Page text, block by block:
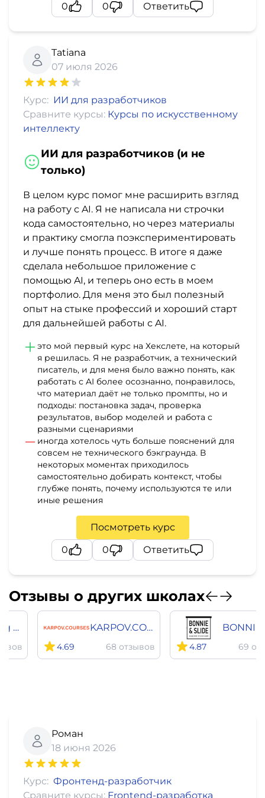
0
0 Ответить
Tatiana
07 июля 2026
Курс: ИИ для разработчиков
Сравните курсы: Курсы по искусственному
интеллекту
ИИ для разработчиков (и не
только)
В целом курс помог мне расширить взгляд
на работу с AI. Я не написала ни строчки
кода самостоятельно, но через материалы
и практику смогла поэкспериментировать
и лучше понять процесс. В итоге я даже
сделала небольшое приложение с
помощью AI, и теперь оно есть в моем
портфолио. Для меня это был полезный
опыт на стыке профессий и хороший старт
для дальнейшей работы с AI.
это мой первый курс на Хекслете, на который
я решилась. Я не разработчик, а технический
писатель, и для меня было важно понять, как
работать с AI более осознанно, понравилось,
что материал даёт не только промпты, но и
подходы: постановка задач, проверка
результатов, выбор моделей и работа с
разными сценариями
иногда хотелось чуть больше пояснений для
совсем не технического бэкграунда. В
некоторых моментах приходилось
самостоятельно добирать контекст, чтобы
глубже понять, почему используются те или
иные решения
Посмотреть курс
0
0 Ответить
Отзывы о других школах
Bang Bang Education KARPOV.COURSES
4.69 68 отзывов 4.87 69
Роман
18 июня 2026
Курс: Фронтенд-разработчик
Сравните курсы: Frontend-разработка